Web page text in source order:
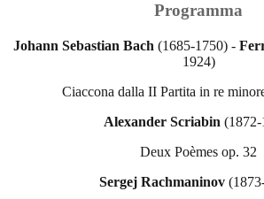
Programma
Johann Sebastian Bach (1685-1750) -
1924)
Ciaccona dalla II Partita in re
Alexander Scriabin (1872-
Deux Poèmes op. 32
Sergej Rachmaninov